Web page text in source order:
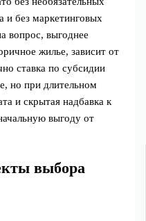
и без маркетинговых
вопрос, выгоднее
жилье, зависит от
ставка по субсидии
но при длительном
и скрытая надбавка к
выгоду от
выбора